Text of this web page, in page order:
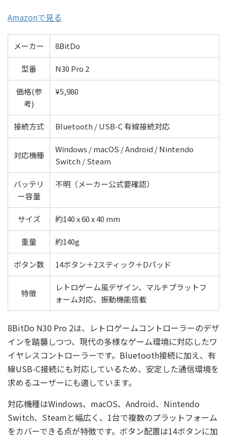
Amazonで見る
メーカー 8BitDo
型番 N30 Pro 2
価格(参
考)
¥5,980
接続方式 Bluetooth / USB-C 有線接続対応
対応機種
Windows / macOS / Android / Nintendo
Switch / Steam
バッテリ
ー容量
不明（メーカー公式要確認）
サイズ 約140 x 60 x 40 mm
重量 約140g
ボタン数 14ボタン＋2スティック＋Dパッド
特徴
レトロゲーム風デザイン、マルチプラットフ
ォーム対応、振動機能搭載
8BitDo N30 Pro 2は、レトロゲームコントローラーのデザ
インを踏襲しつつ、現代の多様なゲーム環境に対応したワ
イヤレスコントローラーです。Bluetooth接続に加え、有
線USB-C接続にも対応しているため、安定した通信環境を
求めるユーザーにも適しています。
対応機種はWindows、macOS、Android、Nintendo
Switch、Steamと幅広く、1台で複数のプラットフォーム
をカバーできる点が特徴です。ボタン配置は14ボタンに加